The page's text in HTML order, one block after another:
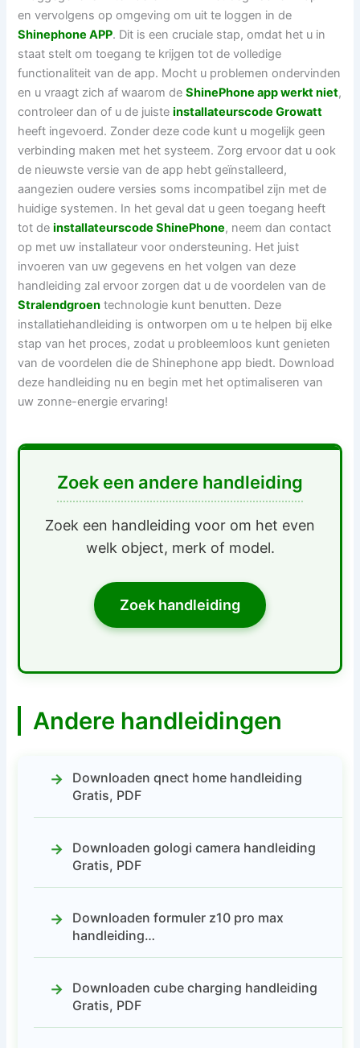
en vervolgens op omgeving om uit te loggen in de
Shinephone APP. Dit is een cruciale stap, omdat het u in
staat stelt om toegang te krijgen tot de volledige
functionaliteit van de app. Mocht u problemen ondervinden
en u vraagt zich af waarom deShinePhone app werkt niet,
controleer dan of u de juisteinstallateurscode Growatt
heeft ingevoerd. Zonder deze code kunt u mogelijk geen
verbinding maken met het systeem. Zorg ervoor dat u ook
de nieuwste versie van de app hebt geïnstalleerd,
aangezien oudere versies soms incompatibel zijn met de
huidige systemen. In het geval dat u geen toegang heeft
tot deinstallateurscode ShinePhone, neem dan contact
op met uw installateur voor ondersteuning. Het juist
invoeren van uw gegevens en het volgen van deze
handleiding zal ervoor zorgen dat u de voordelen van de
Stralendgroen technologie kunt benutten. Deze
installatiehandleiding is ontworpen om u te helpen bij elke
stap van het proces, zodat u probleemloos kunt genieten
van de voordelen die de Shinephone app biedt. Download
deze handleiding nu en begin met het optimaliseren van
uw zonne-energie ervaring!
Zoek een andere handleiding
Zoek een handleiding voor om het even
welk object, merk of model.
Zoek handleiding
Andere handleidingen
Downloaden qnect home handleiding
Gratis, PDF
Downloaden gologi camera handleiding
Gratis, PDF
Downloaden formuler z10 pro max
handleiding…
Downloaden cube charging handleiding
Gratis, PDF